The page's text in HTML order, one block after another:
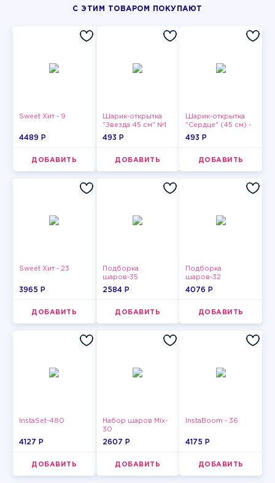
С ЭТИМ ТОВАРОМ ПОКУПАЮТ
Sweet Хит - 9
4489 P
ДОБАВИТЬ
Шарик-открытка
"Звезда 45 см" №1
493 P
ДОБАВИТЬ
Шарик-открытка
"Сердце" (45 см) -
2
493 P
ДОБАВИТЬ
Sweet Хит - 23
3965 P
ДОБАВИТЬ
Подборка
шаров-35
2584 P
ДОБАВИТЬ
Подборка
шаров-32
4076 P
ДОБАВИТЬ
InstaSet-480
4127 P
ДОБАВИТЬ
Набор шаров Mix-
30
2607 P
ДОБАВИТЬ
InstaBoom - 36
4175 P
ДОБАВИТЬ